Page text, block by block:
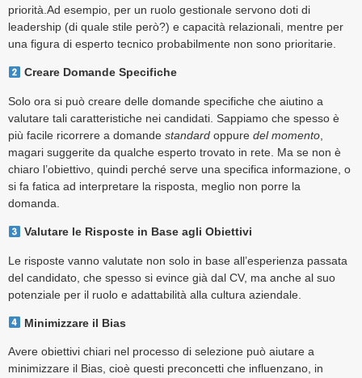
priorità. Ad esempio, per un ruolo gestionale servono doti di
leadership (di quale stile però?) e capacità relazionali, mentre per
una figura di esperto tecnico probabilmente non sono prioritarie.
Creare Domande Specifiche
Solo ora si può creare delle domande specifiche che aiutino a
valutare tali caratteristiche nei candidati. Sappiamo che spesso è
più facile ricorrere a domande standard oppure del momento
magari suggerite da qualche esperto trovato in rete. Ma se non è
chiaro l’obiettivo, quindi perché serve una specifica informazione, o
si fa fatica ad interpretare la risposta, meglio non porre la
domanda.
Valutare le Risposte in Base agli Obiettivi
Le risposte vanno valutate non solo in base all’esperienza passata
del candidato, che spesso si evince già dal CV, ma anche al suo
potenziale per il ruolo e adattabilità alla cultura aziendale.
Minimizzare il Bias
Avere obiettivi chiari nel processo di selezione può aiutare a
minimizzare il Bias, cioè questi preconcetti che influenzano, in